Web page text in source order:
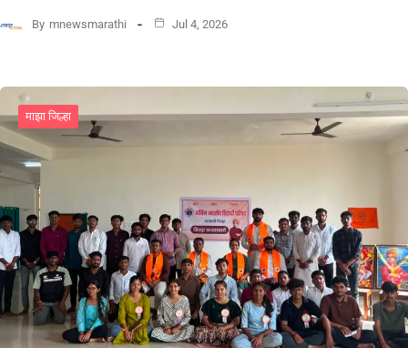
By mnewsmarathi Jul 4, 2026
माझा जिल्हा